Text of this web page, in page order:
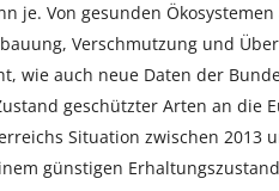
je. Von gesunden
Verschmutzung und
wie auch neue Daten der
geschützter Arten an die
Situation zwischen
günstigen